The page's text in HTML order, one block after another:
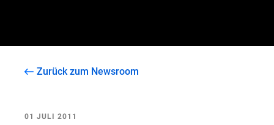
Zurück zum Newsroom
01 JULI 2011